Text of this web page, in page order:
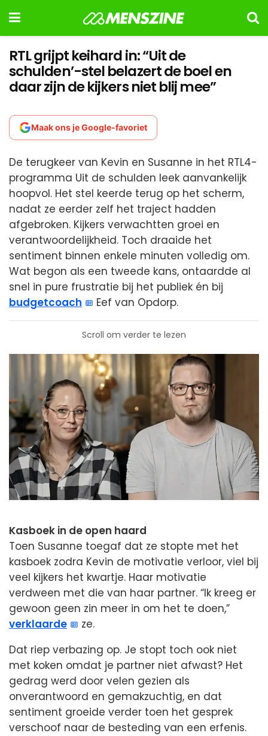
RTL grijpt keihard in: “Uit de
schulden’-stel belazert de boel en
daar zijn de kijkers niet blij mee”
Maak ons je Google-favoriet
De terugkeer van Kevin en Susanne in het RTL4-
programma Uit de schulden leek aanvankelijk
hoopvol. Het stel keerde terug op het scherm,
nadat ze eerder zelf het traject hadden
afgebroken. Kijkers verwachtten groei en
verantwoordelijkheid. Toch draaide het
sentiment binnen enkele minuten volledig om.
Wat begon als een tweede kans, ontaardde al
snel in pure frustratie bij het publiek én bij
budgetcoach
Eef van Opdorp.
Scroll om verder te lezen
Kasboek in de open haard
Toen Susanne toegaf dat ze stopte met het
kasboek zodra Kevin de motivatie verloor, viel bij
veel kijkers het kwartje. Haar motivatie
verdween met die van haar partner. “Ik kreeg er
gewoon geen zin meer in om het te doen,”
verklaarde
ze.
Dat riep verbazing op. Je stopt toch ook niet
met koken omdat je partner niet afwast? Het
gedrag werd door velen gezien als
onverantwoord en gemakzuchtig, en dat
sentiment groeide verder toen het gesprek
verschoof naar de besteding van een erfenis.